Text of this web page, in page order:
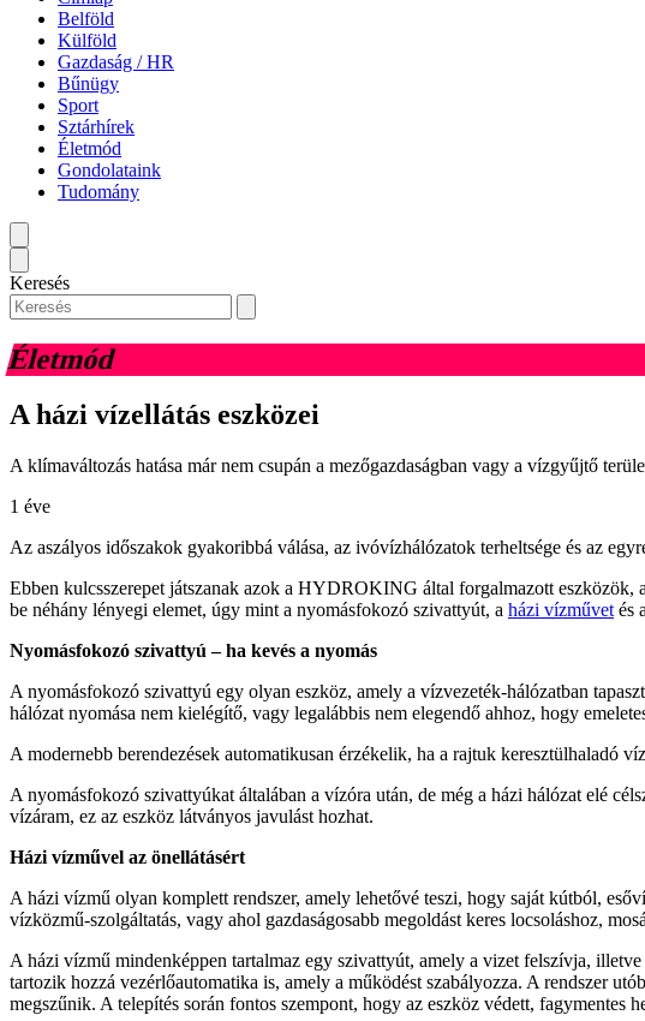
Belföld
Külföld
Gazdaság / HR
Bűnügy
Sport
Sztárhírek
Életmód
Gondolataink
Tudomány
Keresés
Életmód
A házi vízellátás eszközei
A klímaváltozás hatása már nem csupán a mezőgazdaságban vagy a vízgyűjtő
1 éve
Az aszályos időszakok gyakoribbá válása, az ivóvízhálózatok terheltsége és az
Ebben kulcsszerepet játszanak azok a HYDROKING által forgalmazott eszközök,
be néhány lényegi elemet, úgy mint a nyomásfokozó szivattyút, a házi vízművet és
Nyomásfokozó szivattyú – ha kevés a nyomás
A nyomásfokozó szivattyú egy olyan eszköz, amely a vízvezeték-hálózatban
hálózat nyomása nem kielégítő, vagy legalábbis nem elegendő ahhoz, hogy
A modernebb berendezések automatikusan érzékelik, ha a rajtuk keresztülhaladó
A nyomásfokozó szivattyúkat általában a vízóra után, de még a házi hálózat elé
vízáram, ez az eszköz látványos javulást hozhat.
Házi vízművel az önellátásért
A házi vízmű olyan komplett rendszer, amely lehetővé teszi, hogy saját kútból,
vízközmű-szolgáltatás, vagy ahol gazdaságosabb megoldást keres locsoláshoz,
A házi vízmű mindenképpen tartalmaz egy szivattyút, amely a vizet felszívja,
tartozik hozzá vezérlőautomatika is, amely a működést szabályozza. A rendszer
megszűnik. A telepítés során fontos szempont, hogy az eszköz védett, fagymentes